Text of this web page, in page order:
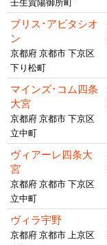
ブリス･アビタシオ
ン
京都府 京都市 下京区
下り松町
マインズ･コム四条
大宮
京都府 京都市 下京区
立中町
ヴィアーレ四条大
宮
京都府 京都市 下京区
立中町
ヴィラ宇野
京都府 京都市 上京区